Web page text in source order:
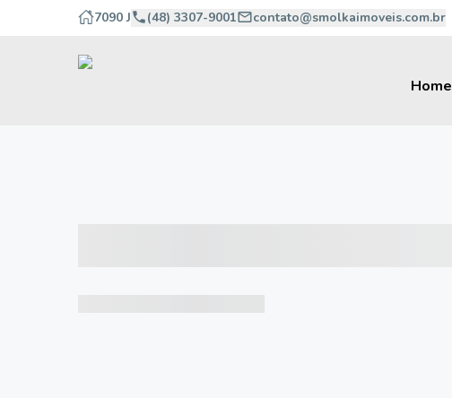
7090 J (48) 3307-9001 contato@smolkaimoveis.com.br
Home